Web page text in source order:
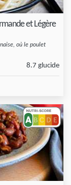
et Légère
où le poulet
8.7 glucide